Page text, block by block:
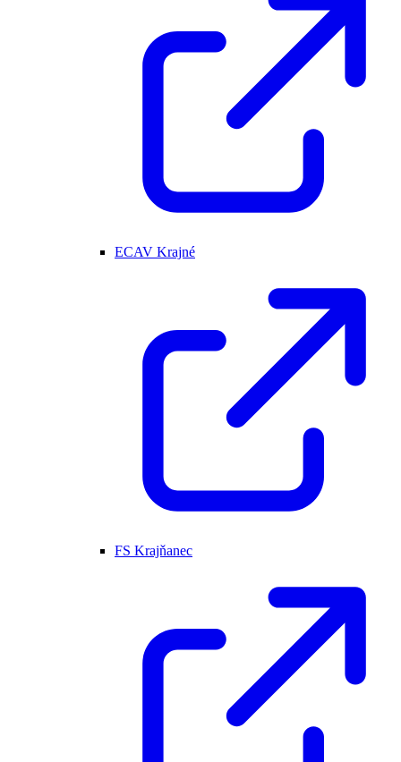
ECAV Krajné
FS Krajňanec